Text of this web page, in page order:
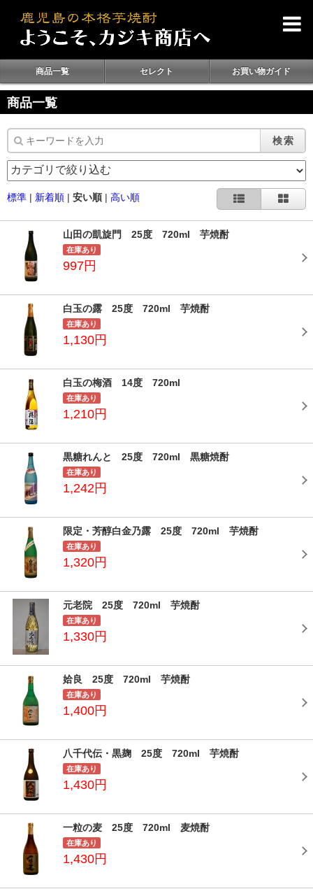
商品一覧 セレクト お買い物ガイド
商品一覧
検索
標準 | 新着順 | 安い順 | 高い順
山田の凱旋門 25度 720ml 芋焼酎
在庫あり
997円
白玉の露 25度 720ml 芋焼酎
在庫あり
1,130円
白玉の梅酒 14度 720ml
在庫あり
1,210円
黒糖れんと 25度 720ml 黒糖焼酎
在庫あり
1,242円
限定・芳醇白金乃露 25度 720ml 芋焼酎
在庫あり
1,320円
元老院 25度 720ml 芋焼酎
在庫あり
1,330円
姶良 25度 720ml 芋焼酎
在庫あり
1,400円
八千代伝・黒麹 25度 720ml 芋焼酎
在庫あり
1,430円
一粒の麦 25度 720ml 麦焼酎
在庫あり
1,430円